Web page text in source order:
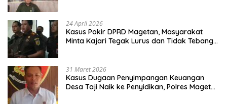
24 April 2026
Kasus Pokir DPRD Magetan, Masyarakat
Minta Kajari Tegak Lurus dan Tidak Tebang
31 Maret 2026
Kasus Dugaan Penyimpangan Keuangan
Desa Taji Naik ke Penyidikan, Polres Magetan